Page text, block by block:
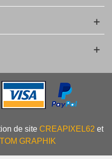
de site CREAPIXEL62 et
GRAPHIK